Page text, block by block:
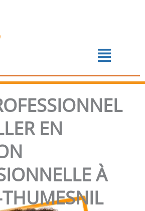
Menu
RENDEZ-VOUS
EN
À